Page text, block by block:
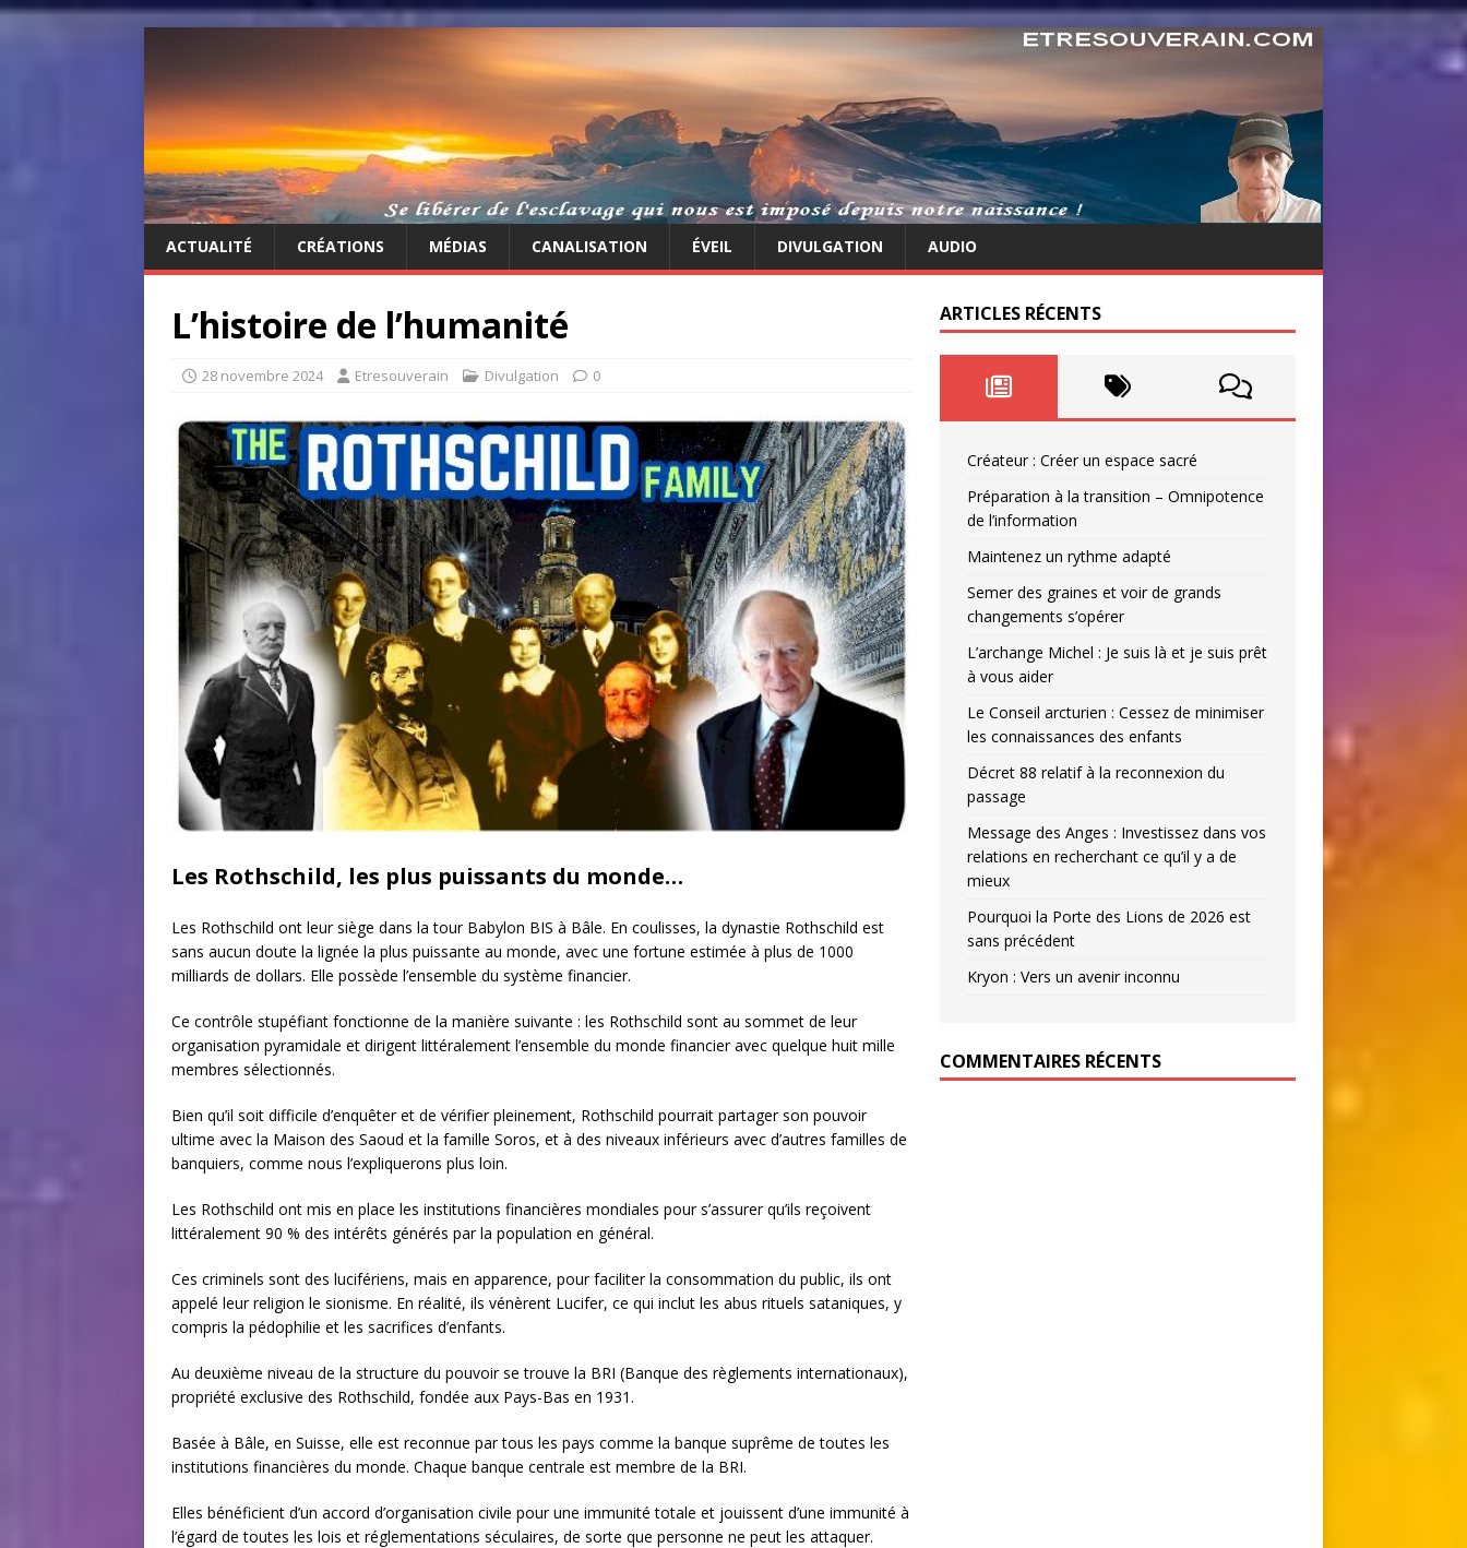
ACTUALITÉ CRÉATIONS MÉDIAS CANALISATION ÉVEIL DIVULGATION AUDIO
L’histoire de l’humanité
28 novembre 2024 Etresouverain Divulgation 0
Les Rothschild, les plus puissants du monde…
Les Rothschild ont leur siège dans la tour Babylon BIS à Bâle. En coulisses, la dynastie Rothschild est
sans aucun doute la lignée la plus puissante au monde, avec une fortune estimée à plus de 1000
milliards de dollars. Elle possède l’ensemble du système financier.
Ce contrôle stupéfiant fonctionne de la manière suivante : les Rothschild sont au sommet de leur
organisation pyramidale et dirigent littéralement l’ensemble du monde financier avec quelque huit mille
membres sélectionnés.
Bien qu’il soit difficile d’enquêter et de vérifier pleinement, Rothschild pourrait partager son pouvoir
ultime avec la Maison des Saoud et la famille Soros, et à des niveaux inférieurs avec d’autres familles de
banquiers, comme nous l’expliquerons plus loin.
Les Rothschild ont mis en place les institutions financières mondiales pour s’assurer qu’ils reçoivent
littéralement 90 % des intérêts générés par la population en général.
Ces criminels sont des lucifériens, mais en apparence, pour faciliter la consommation du public, ils ont
appelé leur religion le sionisme. En réalité, ils vénèrent Lucifer, ce qui inclut les abus rituels sataniques, y
compris la pédophilie et les sacrifices d’enfants.
Au deuxième niveau de la structure du pouvoir se trouve la BRI (Banque des règlements internationaux),
propriété exclusive des Rothschild, fondée aux Pays-Bas en 1931.
Basée à Bâle, en Suisse, elle est reconnue par tous les pays comme la banque suprême de toutes les
institutions financières du monde. Chaque banque centrale est membre de la BRI.
Elles bénéficient d’un accord d’organisation civile pour une immunité totale et jouissent d’une immunité à
l’égard de toutes les lois et réglementations séculaires, de sorte que personne ne peut les attaquer.
ARTICLES RÉCENTS
Créateur : Créer un espace sacré
Préparation à la transition – Omnipotence
de l’information
Maintenez un rythme adapté
Semer des graines et voir de grands
changements s’opérer
L’archange Michel : Je suis là et je suis prêt
à vous aider
Le Conseil arcturien : Cessez de minimiser
les connaissances des enfants
Décret 88 relatif à la reconnexion du
passage
Message des Anges : Investissez dans vos
relations en recherchant ce qu’il y a de
mieux
Pourquoi la Porte des Lions de 2026 est
sans précédent
Kryon : Vers un avenir inconnu
COMMENTAIRES RÉCENTS